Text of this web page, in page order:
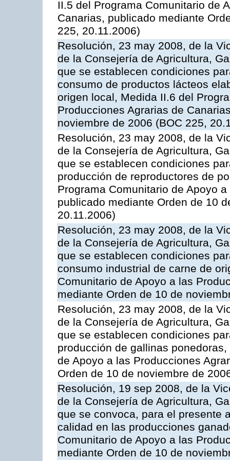
II.5 del Programa Comunitario de
Canarias, publicado mediante
225, 20.11.2006)
Resolución, 23 may 2008, de la
de la Consejería de Agricultura,
que se establecen condiciones
consumo de productos lácteos
origen local, Medida II.6 del
Producciones Agrarias de
noviembre de 2006 (BOC 225,
Resolución, 23 may 2008, de la
de la Consejería de Agricultura,
que se establecen condiciones
producción de reproductores de
Programa Comunitario de Apoyo
publicado mediante Orden de 10
20.11.2006)
Resolución, 23 may 2008, de la
de la Consejería de Agricultura,
que se establecen condiciones
consumo industrial de carne de
Comunitario de Apoyo a las
mediante Orden de 10 de
Resolución, 23 may 2008, de la
de la Consejería de Agricultura,
que se establecen condiciones
producción de gallinas
de Apoyo a las Producciones
Orden de 10 de noviembre de
Resolución, 19 sep 2008, de la
de la Consejería de Agricultura,
que se convoca, para el presente
calidad en las producciones
Comunitario de Apoyo a las
mediante Orden de 10 de